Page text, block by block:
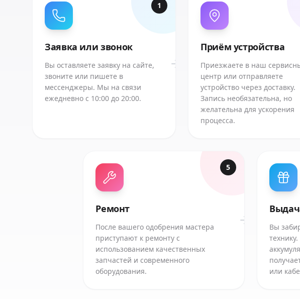
1
Заявка или звонок
Вы оставляете заявку на сайте,
звоните или пишете в
мессенджеры. Мы на связи
ежедневно с 10:00 до 20:00.
Приём устройства
Приезжаете в наш
центр или отправляете
устройство через доставку.
Запись необязательна, но
желательна для ускорения
процесса.
5
Ремонт
После вашего одобрения мастера
приступают к ремонту с
использованием качественных
запчастей и современного
оборудования.
Вы
или